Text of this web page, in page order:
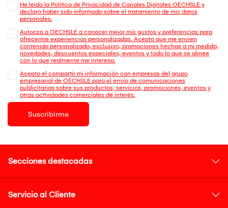
He leído la Política de Privacidad de Canales Digitales OECHSLE y
declaro haber sido informado sobre el tratamiento de mis datos
personales.
Autorizo a OECHSLE a conocer mejor mis gustos y preferencias para
ofrecerme experiencias personalizadas. Acepto que me envien
contenido personalizado, exclusivo, promociones hechas a mi medida,
novedades, descuentos especiales, eventos y todo lo que se alinee
con lo que realmente me interesa.
Acepto el compartir mi información con empresas del grupo
empresarial de OECHSLE para el envío de comunicaciones
publicitarias sobre sus productos, servicios, promociones, eventos y
otras actividades comerciales de interés.
Suscribirme
Secciones destacadas
Servicio al Cliente